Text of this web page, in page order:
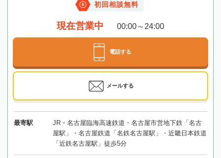
初回相談無料
現在営業中 00:00～24:00
電話する
メールする
最寄駅
JR・名古屋臨海高速鉄道・名古屋市営地下鉄「名古
屋駅」・名古屋鉄道「名鉄名古屋駅」・近畿日本鉄道
「近鉄名古屋駅」徒歩5分